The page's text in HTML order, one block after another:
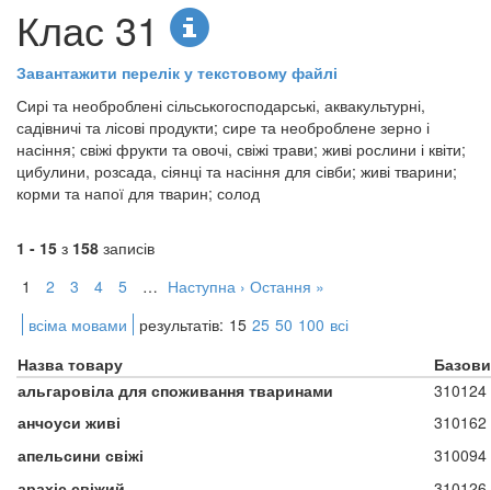
Клас 31
Завантажити перелік у текстовому файлі
Сирі та необроблені сільськогосподарські, аквакультурні,
садівничі та лісові продукти; сире та необроблене зерно і
насіння; свіжі фрукти та овочі, свіжі трави; живі рослини і квіти;
цибулини, розсада, сіянці та насіння для сівби; живі тварини;
корми та напої для тварин; солод
1 - 15 з 158 записів
1
2 3 4 5 … Наступна › Остання »
всіма мовами
результатів: 15 25 50 100 всі
Назва товару
альгаровіла для споживання тваринами
310124
анчоуси живі
310162
апельсини свіжі
310094